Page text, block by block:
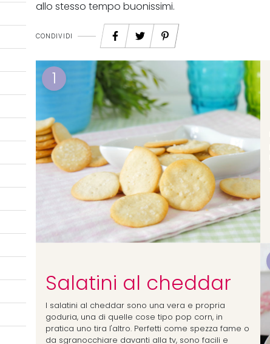
allo stesso tempo buonissimi.
CONDIVIDI
1
Salatini al cheddar
I salatini al cheddar sono una vera e propria
goduria, una di quelle cose tipo pop corn, in
pratica uno tira l'altro. Perfetti come spezza fame o
da sgranocchiare davanti alla tv, sono facili e